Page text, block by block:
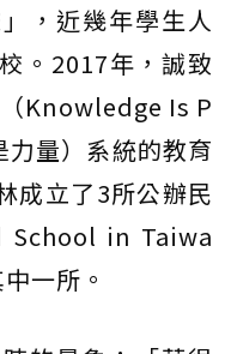
，近幾年學生人
。2017年，誠致
Knowledge Is P
量）系統的教育
成立了3所公辦民
School in Taiwa
一所。